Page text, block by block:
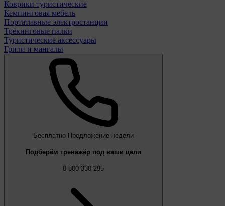
Коврики туристические
Кемпинговая мебель
Портативные электростанции
Трекинговые палки
Туристические аксессуары
Грили и мангалы
Бесплатно Предложение недели
Подберём тренажёр под ваши цели
0 800 330 295